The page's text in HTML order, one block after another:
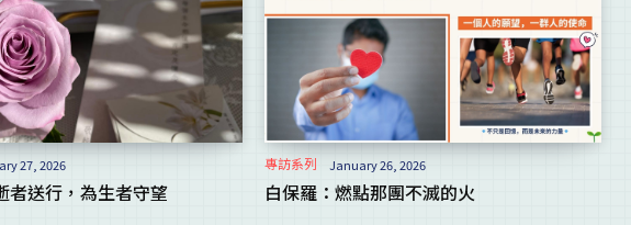
27, 2026
者送行，為生者守望
專訪系列 January 26, 2026
白保羅：燃點那團不滅的火